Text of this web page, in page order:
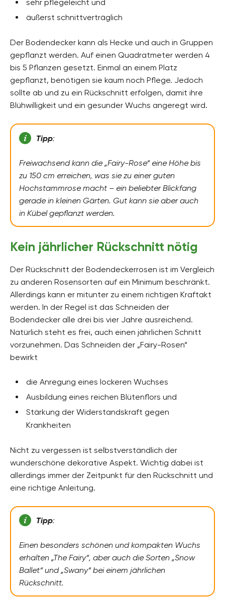
sehr pflegeleicht und
äußerst schnittverträglich
Der Bodendecker kann als Hecke und auch in Gruppen
gepflanzt werden. Auf einen Quadratmeter werden 4
bis 5 Pflanzen gesetzt. Einmal an einem Platz
gepflanzt, benötigen sie kaum noch Pflege. Jedoch
sollte ab und zu ein Rückschnitt erfolgen, damit ihre
Blühwilligkeit und ein gesunder Wuchs angeregt wird.
Tipp:
Freiwachsend kann die „Fairy-Rose“ eine Höhe bis
zu 150 cm erreichen, was sie zu einer guten
Hochstammrose macht – ein beliebter Blickfang
gerade in kleinen Gärten. Gut kann sie aber auch
in Kübel gepflanzt werden.
Kein jährlicher Rückschnitt nötig
Der Rückschnitt der Bodendeckerrosen ist im Vergleich
zu anderen Rosensorten auf ein Minimum beschränkt.
Allerdings kann er mitunter zu einem richtigen Kraftakt
werden. In der Regel ist das Schneiden der
Bodendecker alle drei bis vier Jahre ausreichend.
Natürlich steht es frei, auch einen jährlichen Schnitt
vorzunehmen. Das Schneiden der „Fairy-Rosen“
bewirkt
die Anregung eines lockeren Wuchses
Ausbildung eines reichen Blütenflors und
Stärkung der Widerstandskraft gegen
Krankheiten
Nicht zu vergessen ist selbstverständlich der
wunderschöne dekorative Aspekt. Wichtig dabei ist
allerdings immer der Zeitpunkt für den Rückschnitt und
eine richtige Anleitung.
Tipp:
Einen besonders schönen und kompakten Wuchs
erhalten „The Fairy“, aber auch die Sorten „Snow
Ballet“ und „Swany“ bei einem jährlichen
Rückschnitt.